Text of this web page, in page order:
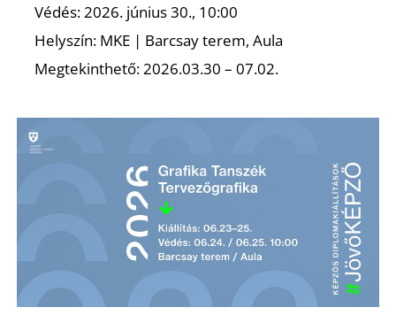
Védés: 2026. június 30., 10:00
Helyszín: MKE | Barcsay terem, Aula
Megtekinthető: 2026.03.30 – 07.02.